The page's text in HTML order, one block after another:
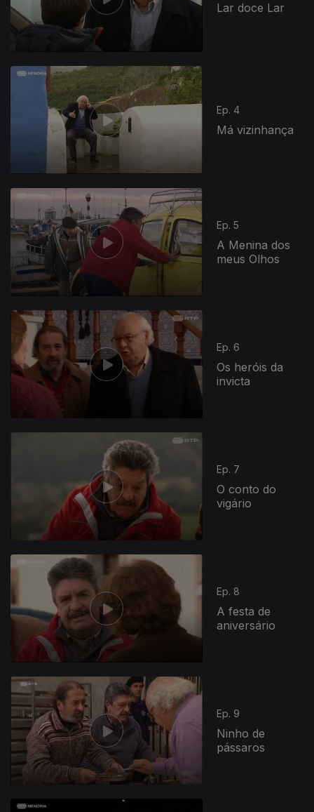
Lar doce Lar
Ep. 4
Má vizinhança
Ep. 5
A Menina dos
meus Olhos
Ep. 6
Os heróis da
invicta
Ep. 7
O conto do
vigário
Ep. 8
A festa de
aniversário
Ep. 9
Ninho de
pássaros